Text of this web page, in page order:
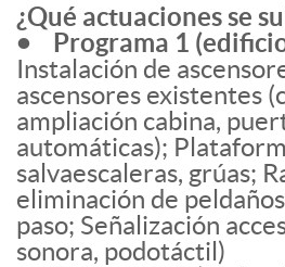
¿Qué actuaciones se
• Programa 1
Instalación de
ascensores existentes
ampliación cabina,
automáticas);
salvaescaleras, grúas;
eliminación de
paso; Señalización
sonora, podotáctil)